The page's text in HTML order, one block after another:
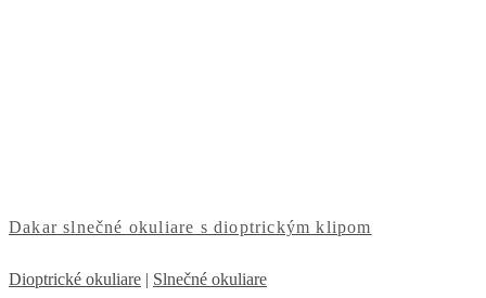
Dakar slnečné okuliare s dioptrickým klipom
Dioptrické okuliare | Slnečné okuliare